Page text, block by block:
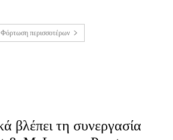
Φόρτωση περισσοτέρων